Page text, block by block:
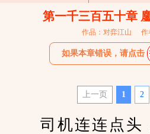
第一千三百五十章
作品：对弈江山 作
如果本章错误，请点击
上一页 1 2
司机连连点头